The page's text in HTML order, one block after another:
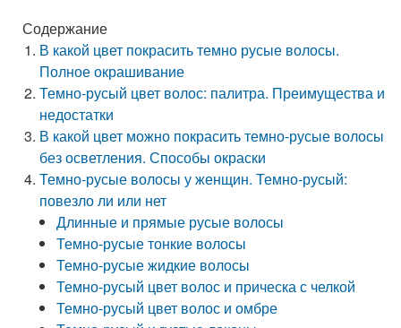
Содержание
В какой цвет покрасить темно русые волосы.
Полное окрашивание
Темно-русый цвет волос: палитра. Преимущества и
недостатки
В какой цвет можно покрасить темно-русые волосы
без осветления. Способы окраски
Темно-русые волосы у женщин. Темно-русый:
повезло ли или нет
Длинные и прямые русые волосы
Темно-русые тонкие волосы
Темно-русые жидкие волосы
Темно-русый цвет волос и прическа с челкой
Темно-русый цвет волос и омбре